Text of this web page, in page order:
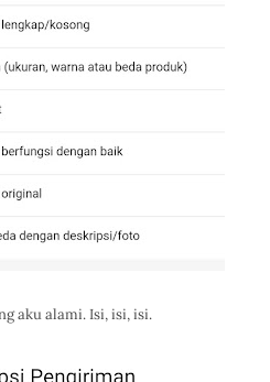
aku alami. Isi, isi, isi.